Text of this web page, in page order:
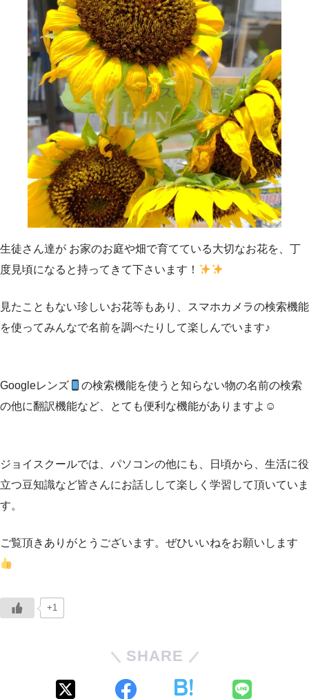
生徒さん達が お家のお庭や畑で育てている大切なお花を、丁
度見頃になると持ってきて下さいます！
見たこともない珍しいお花等もあり、スマホカメラの検索機能
を使ってみんなで名前を調べたりして楽しんでいます♪ ⁡
Googleレンズ
の検索機能を使うと知らない物の名前の検索
の他に翻訳機能など、とても便利な機能がありますよ☺⁡
⁡ジョイスクールでは、パソコンの他にも、日頃から、生活に役
立つ豆知識など皆さんにお話しして楽しく学習して頂いていま
す。
ご覧頂きありがとうございます。ぜひいいねをお願いします
+1
SHARE